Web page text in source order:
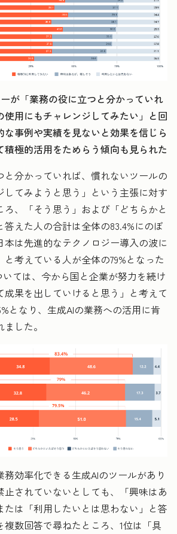
が「業務の役に立つと分かっていれ
使用にもチャレンジしてみたい」と回
事例や実績を見ないと効果を信じら
積極的活用をためらう傾向も見られた
分かっていれば、慣れないツールの
してみようと思う」という主張に対す
ろ、「そう思う」および「どちらかと
答えた人の合計は全体の83.4%にのぼ
本は先進的なテクノロジー導入の波に
考えている人が全体の79%となった
ては、今から国と企業が努力を続け
成果を出していけると思う」と考えて
となり、生成AIの業務への活用に肯
した。
効率化できる生成AIのツールがあり
されていないとしても、「興味はあ
たは「利用したいとは思わない」と答
複数回答で尋ねたところ、1位は「具